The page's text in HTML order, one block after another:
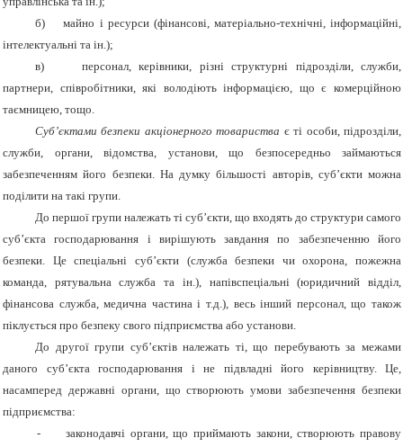
б) майно і ресурси (фінансові, матеріально-технічні, інформаційні,
інтелектуальні та ін.);
в) персонал, керівники, різні структурні підрозділи, служби,
партнери, співробітники, які володіють інформацією, що є комерційною
таємницею, тощо.
Суб’єктами безпеки акціонерного товариства є ті особи, підрозділи,
служби, органи, відомства, установи, що безпосередньо займаються
забезпеченням його безпеки. На думку більшості авторів, суб’єкти можна
поділити на такі групи.
До першої групи належать ті суб’єкти, що входять до структури самого
суб’єкта господарювання і вирішують завдання по забезпеченню його
безпеки. Це спеціальні суб’єкти (служба безпеки чи охорона, пожежна
команда, рятувальна служба та ін.), напівспеціальні (юридичний відділ,
фінансова служба, медична частина і т.д.), весь інший персонал, що також
піклується про безпеку свого підприємства або установи.
До другої групи суб’єктів належать ті, що перебувають за межами
даного суб’єкта господарювання і не підвладні його керівництву. Це,
насамперед державні органи, що створюють умови забезпечення безпеки
підприємства:
-
законодавчі органи, що приймають закони, створюють правову